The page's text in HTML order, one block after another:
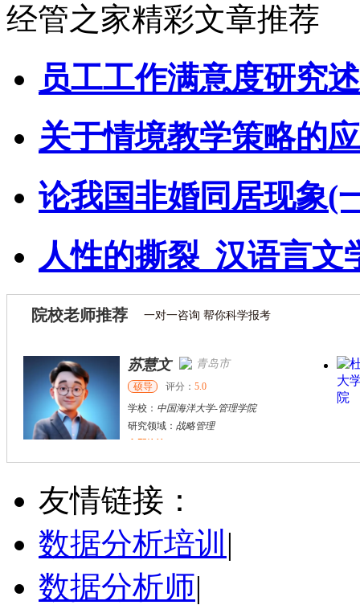
经管之家精彩文章推荐
员工工作满意度研究
关于情境教学策略的
论我国非婚同居现象(
人性的撕裂_汉语言文
院校老师推荐 一对一咨询 帮你科学报考
苏慧文 青岛市
硕导 评分： 5.0
学校： 中国海洋大学-管理学院
研究领域： 战略管理
立即咨询
张千帆 哈尔滨市
博导
学校：哈尔滨工业大学
立即咨询
友情链接：
数据分析培训 |
数据分析师|